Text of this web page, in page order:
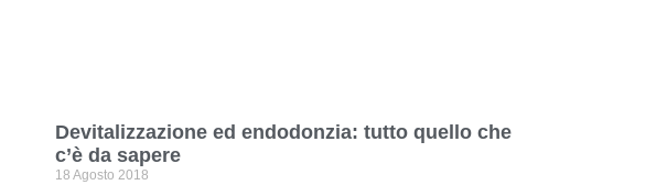
Devitalizzazione ed endodonzia: tutto quello che
c’è da sapere
18 Agosto 2018